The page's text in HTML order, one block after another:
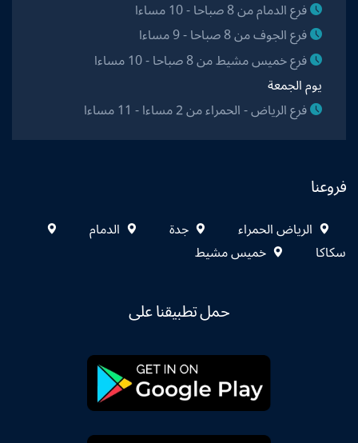
فرع الدمام من 8 صباحا - 10 مساءا
فرع الجوف من 8 صباحا - 9 مساءا
فرع خميس مشيط من 8 صباحا - 10 مساءا
يوم الجمعة
فرع الرياض - الحمراء من 2 مساءا - 11 مساءا
فروعنا
الرياض الحمراء جدة
الدمام
سكاكا
خميس مشيط
حمل تطبيقنا على